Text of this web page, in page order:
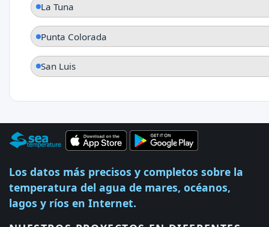
La Tuna
Punta Colorada
San Luis
Los datos más precisos y completos sobre la
temperatura del agua de mares, océanos,
lagos y ríos en Internet.